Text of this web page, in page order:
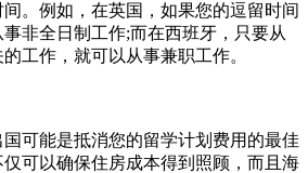
。例如，在英国，如果您的逗留时间
非全日制工作;而在西班牙，只要从
工作，就可以从事兼职工作。
可能是抵消您的留学计划费用的最佳
可以确保住房成本得到照顾，而且海